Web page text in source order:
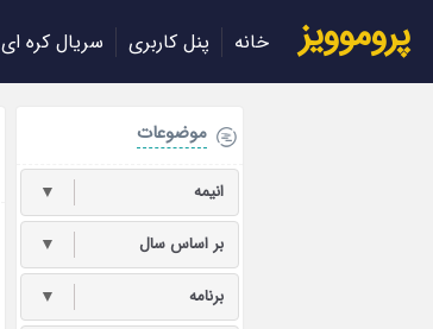
پروموویز خانه پنل کاربری سریال کره ای
موضوعات
انیمه ▼
بر اساس سال ▼
برنامه ▼